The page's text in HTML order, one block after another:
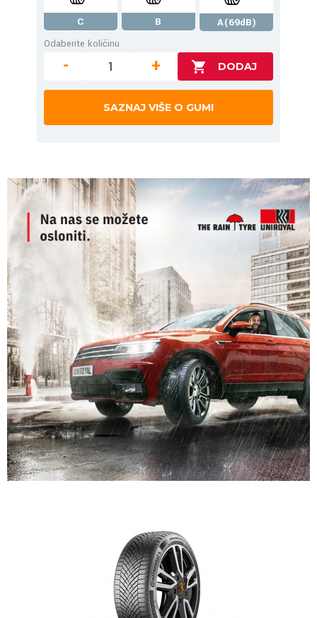
C B
A(69dB)
Odaberite količinu
- +
SAZNAJ VIŠE O GUMI